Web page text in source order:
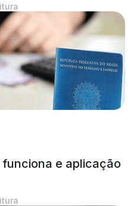
funciona e aplicação